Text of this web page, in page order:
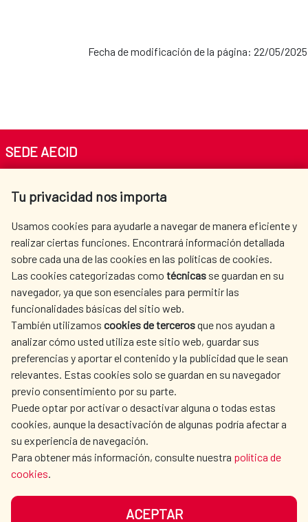
Fecha de modificación de la página: 22/05/2025
Tu privacidad nos importa
Usamos cookies para ayudarle a navegar de manera eficiente y
realizar ciertas funciones. Encontrará información detallada
sobre cada una de las cookies en las políticas de cookies.
Las cookies categorizadas como técnicas se guardan en su
navegador, ya que son esenciales para permitir las
funcionalidades básicas del sitio web.
También utilizamos cookies de tercerosque nos ayudan a
analizar cómo usted utiliza este sitio web, guardar sus
preferencias y aportar el contenido y la publicidad que le sean
relevantes. Estas cookies solo se guardan en su navegador
previo consentimiento por su parte.
Puede optar por activar o desactivar alguna o todas estas
cookies, aunque la desactivación de algunas podría afectar a
su experiencia de navegación.
Para obtener más información, consulte nuestra política de
cookies.
ACEPTAR
SEDE AECID
Tel. +34 900 20 30 54​​​​​​​
AECID
WHERE DO WE COOPERATE?
SPANISH HUMANITARIAN
ACTION
PRESS ROOM
CULTURE AND SCIENCE LIBRARY
OUR SOCIAL MEDIA
DATA PROTECTION